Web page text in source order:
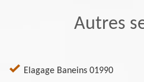
Autres
Elagage Baneins 01990